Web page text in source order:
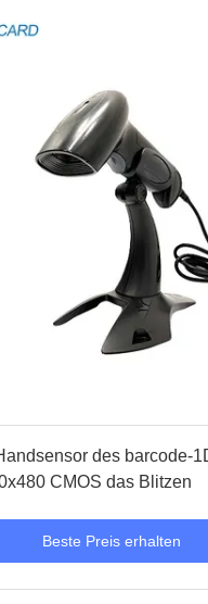
des barcode-
CMOS das Blitzen
Beste Preis erhalten